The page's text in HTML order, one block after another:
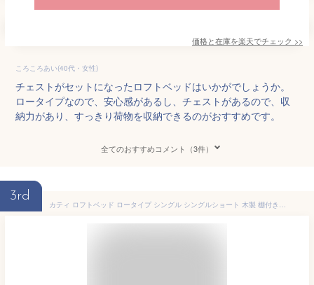
価格と在庫を楽天でチェック >>
ころころあい(40代・女性)
チェストがセットになったロフトベッドはいかがでしょうか。
ロータイプなので、安心感があるし、チェストがあるので、収
納力があり、すっきり荷物を収納できるのがおすすめです。
全てのおすすめコメント（3件）
3rd
カティ ロフトベッド ロータイプ シングル シングルショート 木製 棚付き スライドコンセント ナチュラル ホワイト すのこ床板 安心設計 頑丈設計 補強板付きのハシゴ 低ホルムアルデヒド 木製ロフトベッド すのこロフトベッド 棚付きロフトベッド